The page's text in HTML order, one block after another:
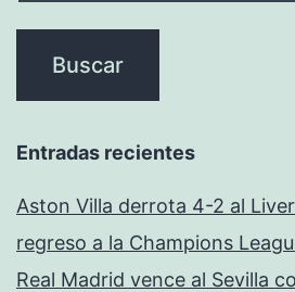
Entradas recientes
Aston Villa derrota 4-2 al
regreso a la Champions
Real Madrid vence al Sevilla